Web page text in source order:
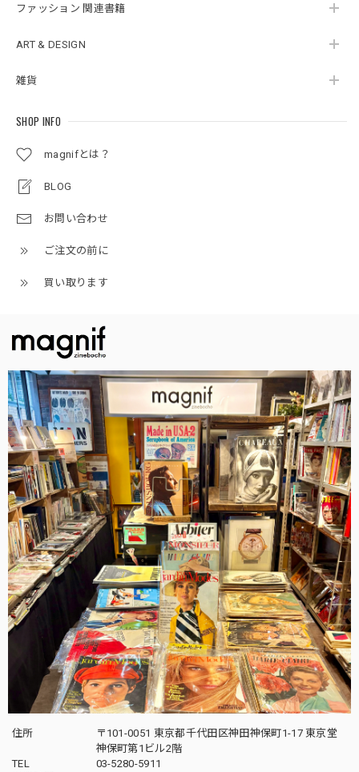
ファッション 関連書籍
ART & DESIGN
雑貨
SHOP INFO
magnifとは？
BLOG
お問い合わせ
ご注文の前に
買い取ります
住所
〒101-0051 東京都千代田区神田神保町1-17 東京堂
神保町第1ビル2階
TEL
03-5280-5911